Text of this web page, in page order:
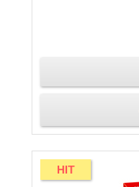
HIT